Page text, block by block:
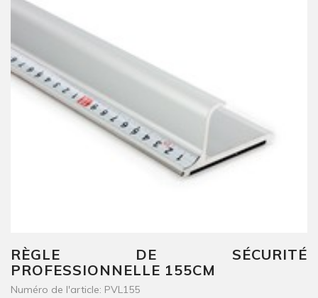
RÈGLE DE SÉCURITÉ
PROFESSIONNELLE 155CM
Numéro de l'article: PVL155